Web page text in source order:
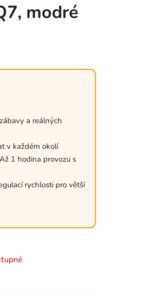
modré
a reálných
v každém okolí
1 hodina provozu s
rychlosti pro větší